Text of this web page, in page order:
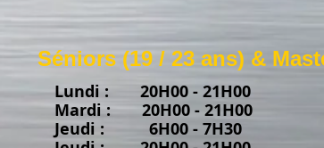
Séniors (19 / 23 ans) &
Lundi : 20H00 - 21H00
Mardi : 20H00 - 21H00
Jeudi : 6H00 - 7H30